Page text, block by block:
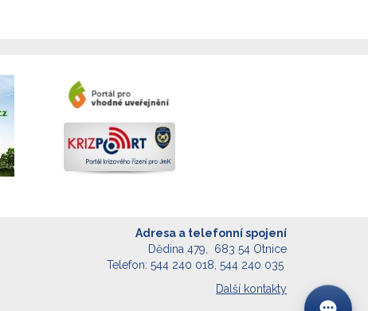
Adresa a telefonní spojení
Dědina 479, 683 54 Otnice
Telefon: 544 240 018, 544 240 035
Další kontakty